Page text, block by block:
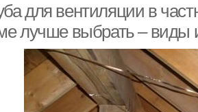
для вентиляции в
лучше выбрать – виды